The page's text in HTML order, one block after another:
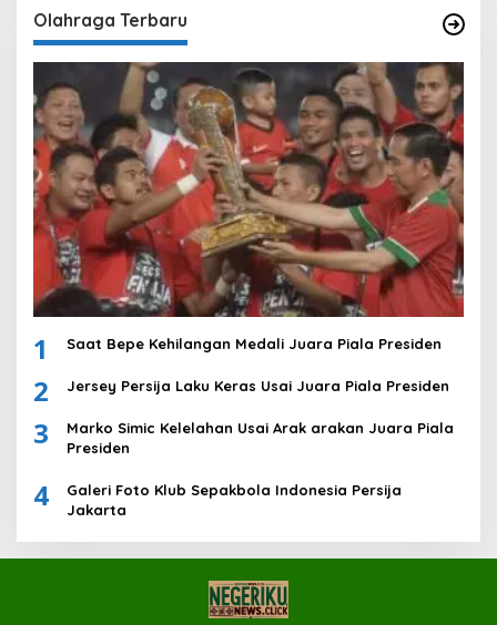
Olahraga Terbaru
1 Saat Bepe Kehilangan Medali Juara Piala Presiden
2 Jersey Persija Laku Keras Usai Juara Piala Presiden
3
Marko Simic Kelelahan Usai Arak arakan Juara Piala
Presiden
4
Galeri Foto Klub Sepakbola Indonesia Persija
Jakarta